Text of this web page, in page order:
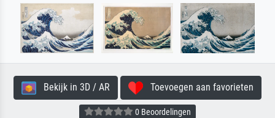
Bekijk in 3D / AR Toevoegen aan favorieten
0 Beoordelingen